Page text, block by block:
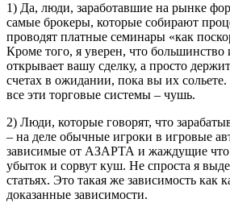
1) Да, люди, заработавшие на рынке
самые брокеры, которые собирают
проводят платные семинары «как
Кроме того, я уверен, что
открывает вашу сделку, а просто
счетах в ожидании, пока вы их
все эти торговые системы – чушь.
2) Люди, которые говорят, что
– на деле обычные игроки в игровые
зависимые от АЗАРТА и жаждущие что
убыток и сорвут куш. Не спроста я
статьях. Это такая же зависимость как
доказанные зависимости.